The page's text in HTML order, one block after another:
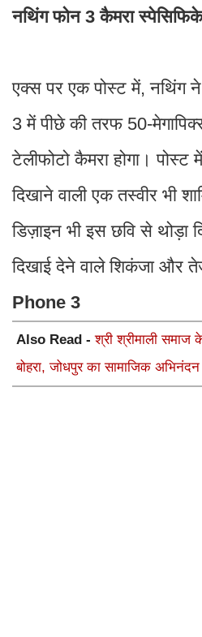
नथिंग फोन 3 कैमरा
एक्स पर एक पोस्ट में, नथिंग
3 में पीछे की तरफ 50-
टेलीफोटो कैमरा होगा।
दिखाने वाली एक तस्वीर भी
डिज़ाइन भी इस छवि से थोड़ा
दिखाई देने वाले शिकंजा और
Phone 3
Also Read -श्री श्रीमाली समाज
बोहरा, जोधपुर का सामाजिक अभिनंदन